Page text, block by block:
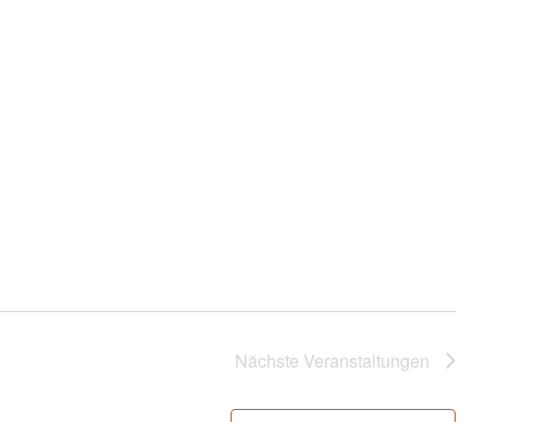
Nächste Veranstaltungen